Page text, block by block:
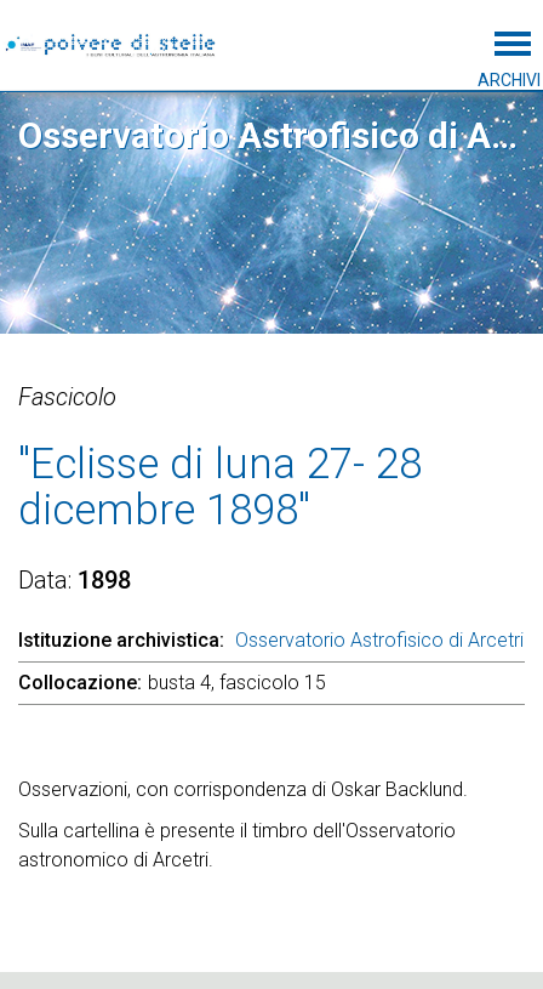
ARCHIVI
Osservatorio Astrofisico di Arcetri
Fascicolo
"Eclisse di luna 27- 28
dicembre 1898"
Data 1898
Istituzione archivistica
Osservatorio Astrofisico di Arcetri
Collocazione busta 4, fascicolo 15
Osservazioni, con corrispondenza di Oskar Backlund.
Sulla cartellina è presente il timbro dell'Osservatorio
astronomico di Arcetri.